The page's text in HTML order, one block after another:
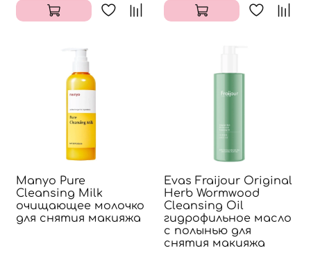
Manyo Pure
Cleansing Milk
очищающее молочко
для снятия макияжа
Evas Fraijour Original
Herb Wormwood
Cleansing Oil
гидрофильное масло
с полынью для
снятия макияжа